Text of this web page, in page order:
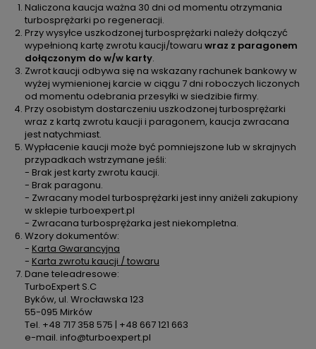
Naliczona kaucja ważna 30 dni od momentu otrzymania
turbosprężarki po regeneracji.
Przy wysyłce uszkodzonej turbosprężarki należy dołączyć
wypełnioną kartę zwrotu kaucji/towaru wraz z paragonem
dołączonym do w/w karty.
Zwrot kaucji odbywa się na wskazany rachunek bankowy w
wyżej wymienionej karcie w ciągu 7 dni roboczych liczonych
od momentu odebrania przesyłki w siedzibie firmy.
Przy osobistym dostarczeniu uszkodzonej turbosprężarki
wraz z kartą zwrotu kaucji i paragonem, kaucja zwracana
jest natychmiast.
Wypłacenie kaucji może być pomniejszone lub w skrajnych
przypadkach wstrzymane jeśli:
- Brak jest karty zwrotu kaucji.
- Brak paragonu.
- Zwracany model turbosprężarki jest inny aniżeli zakupiony
w sklepie turboexpert.pl
- Zwracana turbosprężarka jest niekompletna.
Wzory dokumentów:
- Karta Gwarancyjna
- Karta zwrotu kaucji / towaru
Dane teleadresowe:
TurboExpert S.C
Byków, ul. Wrocławska 123
55-095 Mirków
Tel. +48 717 358 575 | +48 667 121 663
e-mail. info@turboexpert.pl